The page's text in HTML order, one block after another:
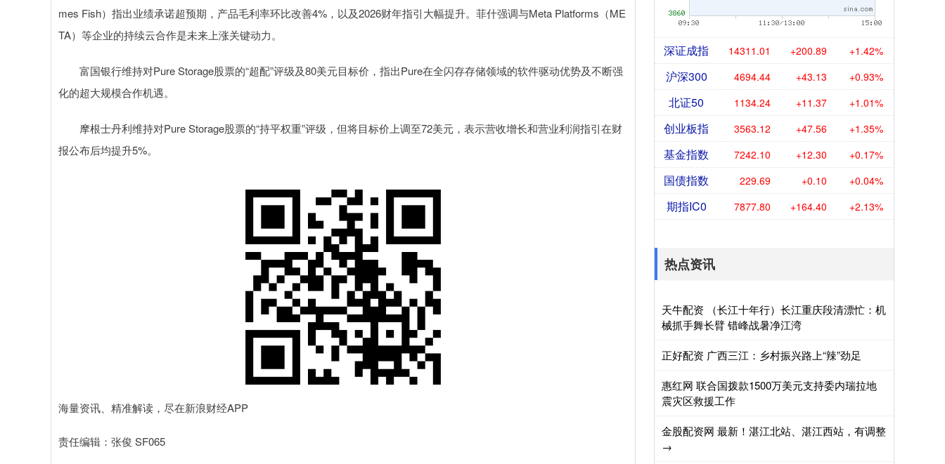
mes Fish）指出业绩承诺超预期，产品毛利率环比改善4%，以及2026财年指引大幅提升。菲什强调与Meta Platforms（ME
TA）等企业的持续云合作是未来上涨关键动力。
富国银行维持对Pure Storage股票的“超配”评级及80美元目标价，指出Pure在全闪存存储领域的软件驱动优势及不断强
化的超大规模合作机遇。
摩根士丹利维持对Pure Storage股票的“持平权重”评级，但将目标价上调至72美元，表示营收增长和营业利润指引在财
报公布后均提升5%。
海量资讯、精准解读，尽在新浪财经APP
责任编辑：张俊 SF065
深证成指 14311.01 +200.89 +1.42%
沪深300 4694.44 +43.13 +0.93%
北证50 1134.24 +11.37 +1.01%
创业板指 3563.12 +47.56 +1.35%
基金指数 7242.10 +12.30 +0.17%
国债指数 229.69 +0.10 +0.04%
期指IC0 7877.80 +164.40 +2.13%
热点资讯
天牛配资 （长江十年行）长江重庆段清漂忙：机
械抓手舞长臂 错峰战暑净江湾
正好配资 广西三江：乡村振兴路上“辣”劲足
惠红网 联合国拨款1500万美元支持委内瑞拉地
震灾区救援工作
金股配资网 最新！湛江北站、湛江西站，有调整
→